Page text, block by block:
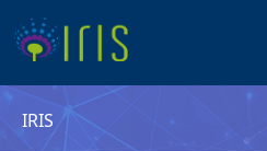
IRIS